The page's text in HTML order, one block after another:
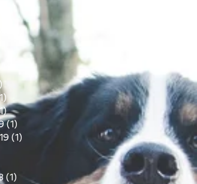
1 post
1 post
1 post
posts
post
2 posts
1 post
(1)
(1)
(1)